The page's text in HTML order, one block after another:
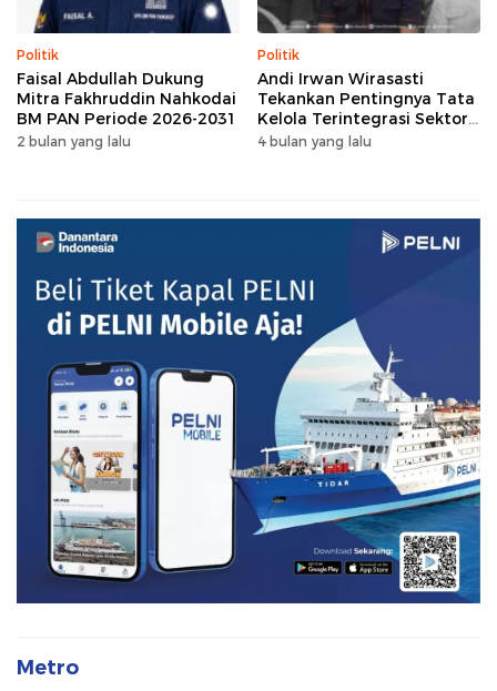
Politik
Faisal Abdullah Dukung
Mitra Fakhruddin Nahkodai
BM PAN Periode 2026-2031
2 bulan yang lalu
Politik
Andi Irwan Wirasasti
Tekankan Pentingnya Tata
Kelola Terintegrasi Sektor
Peternakan Sulsel
4 bulan yang lalu
Metro